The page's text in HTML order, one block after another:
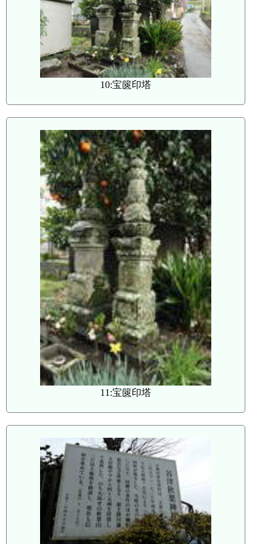
10:宝篋印塔
11:宝篋印塔